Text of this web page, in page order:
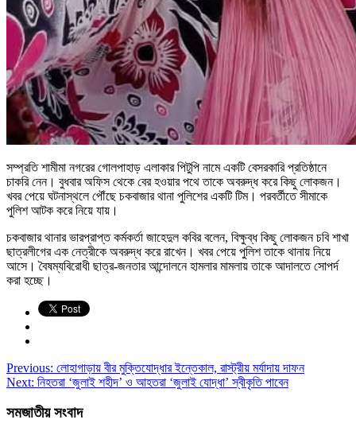
সম্প্রতি শামীমা নগরের গোলপাহাড় এলাকার পিটুপি নামে একটি বেসরকারি প্রতিষ্ঠানে
চাকরি নেন। বুধবার অফিস থেকে বের হওয়ার পথে তাকে অবরুদ্ধ করে কিছু লোকজন।
খবর পেয়ে ঘটনাস্থলে পৌঁছে চকবাজার থানা পুলিশের একটি টিম। পরবর্তীতে সীমাকে
পুলিশ আটক করে নিয়ে যায়।
চকবাজার থানার ভারপ্রাপ্ত কর্মকর্তা জাহেদুল কবির বলেন, বিক্ষুব্ধ কিছু লোকজন চবি শাখা
ছাত্রলীগের এক নেত্রীকে অবরুদ্ধ করে রাখেন। খবর পেয়ে পুলিশ তাকে থানায় নিয়ে
আসে। বৈষম্যবিরোধী ছাত্র-জনতার আন্দোলনে হামলার মামলায় তাকে আদালতে সোপর্দ
করা হচ্ছে।
Previous: লোহাগাড়ায় বীর মুক্তিযোদ্ধার ইন্তেকাল, রাস্ট্রীয় মর্যাদায় দাফন
Next: নিহতরা ‘জুলাই শহীদ’ ও আহতরা ‘জুলাই যোদ্ধা’ স্বীকৃতি পাবেন
সমজাতীয় সংবাদ